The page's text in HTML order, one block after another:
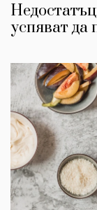
успяват да